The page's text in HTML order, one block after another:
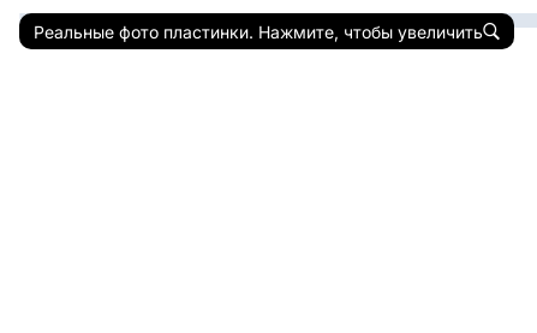
Реальные фото пластинки. Нажмите, чтобы увеличить